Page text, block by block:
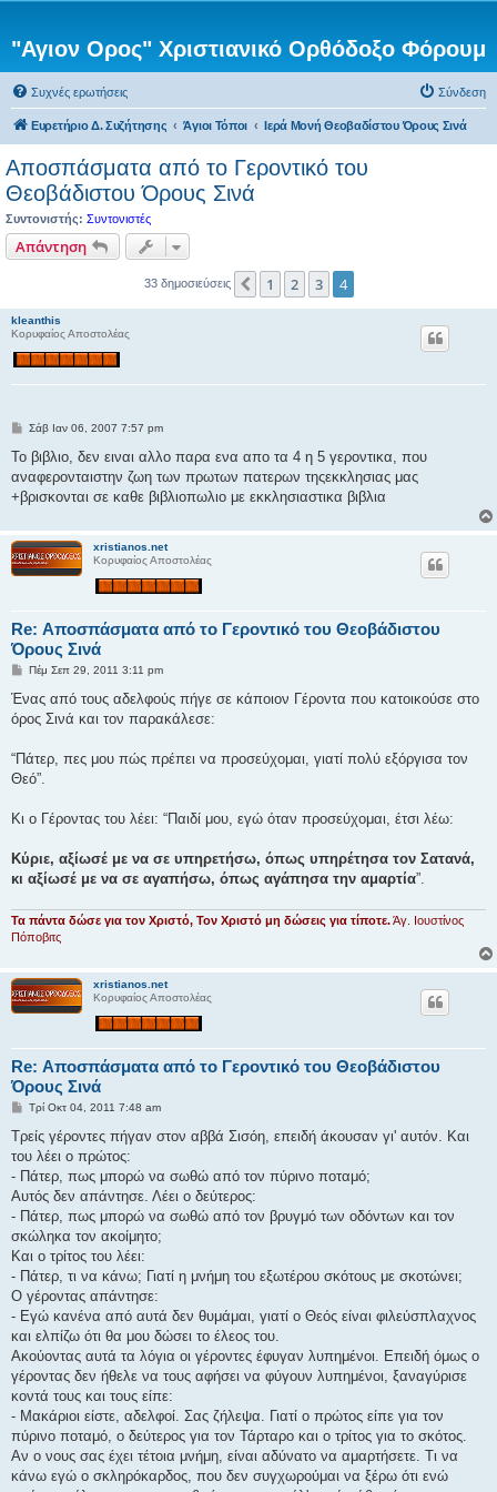
"Αγιον Ορος" Χριστιανικό Ορθόδοξο Φόρουμ
Συχνές ερωτήσεις Σύνδεση
Ευρετήριο Δ. Συζήτησης Άγιοι Τόποι Ιερά Μονή Θεοβαδίστου Όρους Σινά
Αποσπάσματα από το Γεροντικό του
Θεοβάδιστου Όρους Σινά
Συντονιστής: Συντονιστές
Απάντηση
33 δημοσιεύσεις Προηγούμενη
1 2 3 4
kleanthis
Κορυφαίος Αποστολέας
Δ
μ
σ
ί
ε
σ
η
Σάβ Ιαν 06, 2007 7:57 pm
Το βιβλιο, δεν ειναι αλλο παρα ενα απο τα 4 η 5 γεροντικα, που
αναφερονταιστην ζωη των πρωτων πατερων τηςεκκλησιας μας
+βρισκονται σε καθε βιβλιοπωλιο με εκκλησιαστικα βιβλια
xristianos.net
Κορυφαίος Αποστολέας
Re: Αποσπάσματα από το Γεροντικό του Θεοβάδιστου
Όρους Σινά
Δ
μ
σ
υ
σ
Πέμ Σεπ 29, 2011 3:11 pm
Ένας από τους αδελφούς πήγε σε κάποιον Γέροντα που κατοικούσε στο
όρος Σινά και τον παρακάλεσε:
“Πάτερ, πες μου πώς πρέπει να προσεύχομαι, γιατί πολύ εξόργισα τον
Θεό”.
Κι ο Γέροντας του λέει: “Παιδί μου, εγώ όταν προσεύχομαι, έτσι λέω:
Κύριε, αξίωσέ με να σε υπηρετήσω, όπως υπηρέτησα τον Σατανά,
κι αξίωσέ με να σε αγαπήσω, όπως αγάπησα την αμαρτία”.
Τα πάντα δώσε για τον Χριστό, Τον Χριστό μη δώσεις για τίποτε.Άγ. Ιουστίνος
Πόποβιτς
xristianos.net
Κορυφαίος Αποστολέας
Re: Αποσπάσματα από το Γεροντικό του Θεοβάδιστου
Όρους Σινά
Δ
μ
σ
ί
υ
σ
Τρί Οκτ 04, 2011 7:48 am
Τρείς γέροντες πήγαν στον αββά Σισόη, επειδή άκουσαν γι' αυτόν. Και
του λέει ο πρώτος:
- Πάτερ, πως μπορώ να σωθώ από τον πύρινο ποταμό;
Αυτός δεν απάντησε. Λέει ο δεύτερος:
- Πάτερ, πως μπορώ να σωθώ από τον βρυγμό των οδόντων και τον
σκώληκα τον ακοίμητο;
Και ο τρίτος του λέει:
- Πάτερ, τι να κάνω; Γιατί η μνήμη του εξωτέρου σκότους με σκοτώνει;
Ο γέροντας απάντησε:
- Εγώ κανένα από αυτά δεν θυμάμαι, γιατί ο Θεός είναι φιλεύσπλαχνος
και ελπίζω ότι θα μου δώσει το έλεος του.
Ακούοντας αυτά τα λόγια οι γέροντες έφυγαν λυπημένοι. Επειδή όμως ο
γέροντας δεν ήθελε να τους αφήσει να φύγουν λυπημένοι, ξαναγύρισε
κοντά τους και τους είπε:
- Μακάριοι είστε, αδελφοί. Σας ζήλεψα. Γιατί ο πρώτος είπε για τον
πύρινο ποταμό, ο δεύτερος για τον Τάρταρο και ο τρίτος για το σκότος.
Αν ο νους σας έχει τέτοια μνήμη, είναι αδύνατο να αμαρτήσετε. Τι να
κάνω εγώ ο σκληρόκαρδος, που δεν συγχωρούμαι να ξέρω ότι ενώ